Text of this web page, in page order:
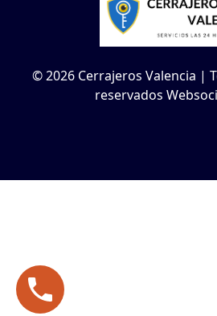
© 2026 Cerrajeros Valencia |
reservados